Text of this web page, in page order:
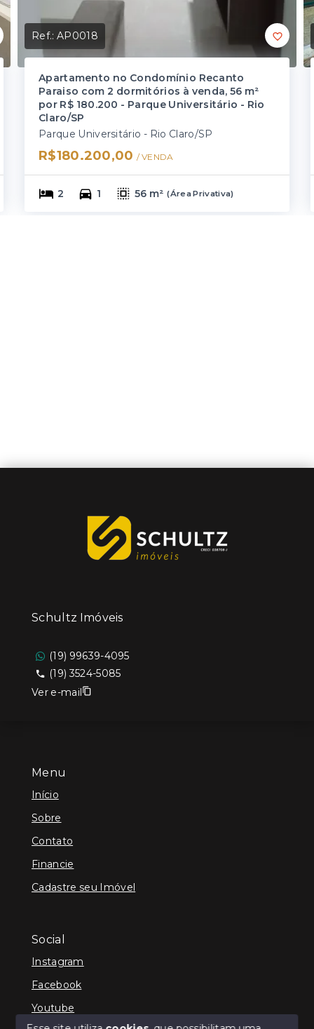
Ref.:AP0018
Apartamento no Condomínio Recanto
Paraiso com 2 dormitórios à venda, 56 m²
por R$ 180.200 - Parque Universitário - Rio
Claro/SP
Parque Universitário - Rio Claro/SP
R$180.200,00 / VENDA
2 1 56 m² (Área Privativa)
Menu
Início
Sobre
Contato
Financie
Cadastre seu Imóvel
Social
Instagram
Facebook
Youtube
Schultz Imóveis
(19) 99639-4095
(19) 3524-5085
Ver e-mail